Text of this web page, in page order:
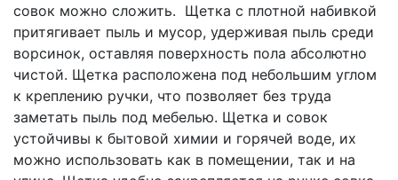
совок можно сложить. Щетка с плотной набивкой
притягивает пыль и мусор, удерживая пыль среди
ворсинок, оставляя поверхность пола абсолютно
чистой. Щетка расположена под небольшим углом
к креплению ручки, что позволяет без труда
заметать пыль под мебелью. Щетка и совок
устойчивы к бытовой химии и горячей воде, их
можно использовать как в помещении, так и на